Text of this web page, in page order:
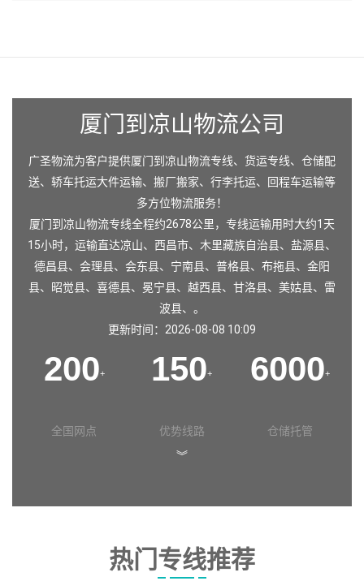
厦门到凉山物流公司
广圣物流为客户提供厦门到凉山物流专线、货运专线、仓储配
送、轿车托运大件运输、搬厂搬家、行李托运、回程车运输等
多方位物流服务！
厦门到凉山物流专线全程约2678公里，专线运输用时大约1天
15小时，运输直达凉山、 西昌市、 木里藏族自治县、 盐源县、
德昌县、 会理县、 会东县、 宁南县、 普格县、 布拖县、 金阳
县、 昭觉县、 喜德县、 冕宁县、 越西县、 甘洛县、 美姑县、 雷
波县、。
更新时间：2026-08-08 10:09
200+
全国网点
150+
优势线路
6000+
仓储托管
︾
热门专线推荐